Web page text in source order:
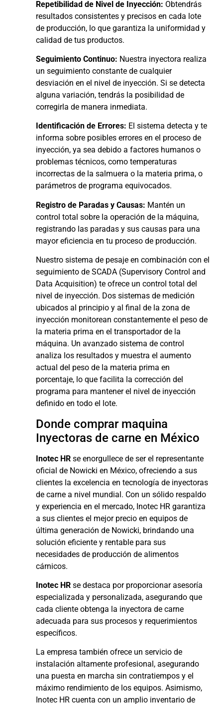
Repetibilidad de Nivel de Inyección: Obtendrás
resultados consistentes y precisos en cada lote
de producción, lo que garantiza la uniformidad y
calidad de tus productos.
Seguimiento Continuo: Nuestra inyectora realiza
un seguimiento constante de cualquier
desviación en el nivel de inyección. Si se detecta
alguna variación, tendrás la posibilidad de
corregirla de manera inmediata.
Identificación de Errores: El sistema detecta y te
informa sobre posibles errores en el proceso de
inyección, ya sea debido a factores humanos o
problemas técnicos, como temperaturas
incorrectas de la salmuera o la materia prima, o
parámetros de programa equivocados.
Registro de Paradas y Causas: Mantén un
control total sobre la operación de la máquina,
registrando las paradas y sus causas para una
mayor eficiencia en tu proceso de producción.
Nuestro sistema de pesaje en combinación con el
seguimiento de SCADA (Supervisory Control and
Data Acquisition) te ofrece un control total del
nivel de inyección. Dos sistemas de medición
ubicados al principio y al final de la zona de
inyección monitorean constantemente el peso de
la materia prima en el transportador de la
máquina. Un avanzado sistema de control
analiza los resultados y muestra el aumento
actual del peso de la materia prima en
porcentaje, lo que facilita la corrección del
programa para mantener el nivel de inyección
definido en todo el lote.
Donde comprar maquina
Inyectoras de carne en México
Inotec HRse enorgullece de ser el representante
oficial de Nowicki en México, ofreciendo a sus
clientes la excelencia en tecnología de inyectoras
de carne a nivel mundial. Con un sólido respaldo
y experiencia en el mercado, Inotec HR garantiza
a sus clientes el mejor precio en equipos de
última generación de Nowicki, brindando una
solución eficiente y rentable para sus
necesidades de producción de alimentos
cárnicos.
Inotec HRse destaca por proporcionar asesoría
especializada y personalizada, asegurando que
cada cliente obtenga la inyectora de carne
adecuada para sus procesos y requerimientos
específicos.
La empresa también ofrece un servicio de
instalación altamente profesional, asegurando
una puesta en marcha sin contratiempos y el
máximo rendimiento de los equipos. Asimismo,
Inotec HR cuenta con un amplio inventario de